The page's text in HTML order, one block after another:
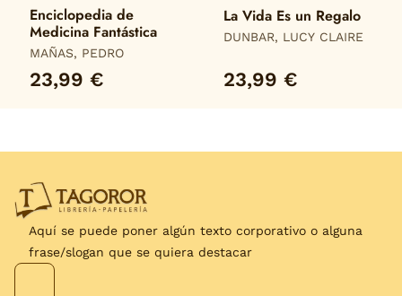
Enciclopedia de
Medicina Fantástica
MAÑAS, PEDRO
23,99 €
La Vida Es un Regalo
DUNBAR, LUCY CLAIRE
23,99 €
Aquí se puede poner algún texto corporativo o alguna
frase/slogan que se quiera destacar